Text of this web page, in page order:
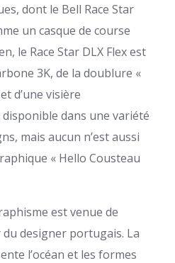
dont le Bell Race Star
un casque de course
le Race Star DLX Flex est
3K, de la doublure «
d’une visière
dans une variété
mais aucun n’est aussi
« Hello Cousteau
est venue de
designer portugais. La
l’océan et les formes